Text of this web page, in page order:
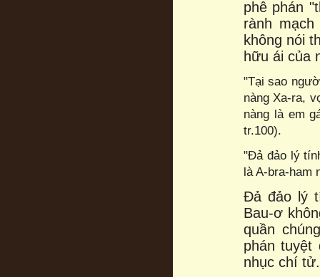
phê phán
rành
không nói
hữu ái của
"Tại sao
nàng Xa-ra,
nàng là em
tr.100).
"Đả đảo lý
là A-bra-ham
Đả đảo lý
Bau-ơ
quần
phán
nhục chí tử.